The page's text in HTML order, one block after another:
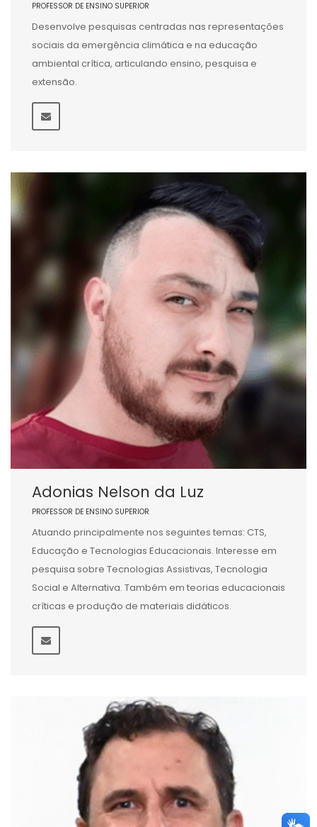
PROFESSOR DE ENSINO SUPERIOR
Desenvolve pesquisas centradas nas representações
sociais da emergência climática e na educação
ambiental crítica, articulando ensino, pesquisa e
extensão.
Adonias Nelson da Luz
PROFESSOR DE ENSINO SUPERIOR
Atuando principalmente nos seguintes temas: CTS,
Educação e Tecnologias Educacionais. Interesse em
pesquisa sobre Tecnologias Assistivas, Tecnologia
Social e Alternativa. Também em teorias educacionais
críticas e produção de materiais didáticos.